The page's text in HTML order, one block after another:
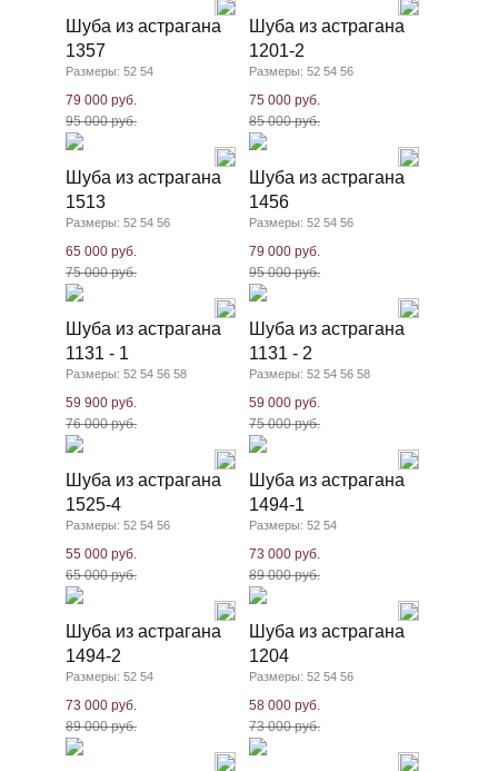
Шуба из астрагана
1357
Размеры: 52 54
79 000 руб.
95 000 руб.
Шуба из астрагана
1201-2
Размеры: 52 54 56
75 000 руб.
85 000 руб.
Шуба из астрагана
1513
Размеры: 52 54 56
65 000 руб.
75 000 руб.
Шуба из астрагана
1456
Размеры: 52 54 56
79 000 руб.
95 000 руб.
Шуба из астрагана
1131 - 1
Размеры: 52 54 56 58
59 900 руб.
76 000 руб.
Шуба из астрагана
1131 - 2
Размеры: 52 54 56 58
59 000 руб.
75 000 руб.
Шуба из астрагана
1525-4
Размеры: 52 54 56
55 000 руб.
65 000 руб.
Шуба из астрагана
1494-1
Размеры: 52 54
73 000 руб.
89 000 руб.
Шуба из астрагана
1494-2
Размеры: 52 54
73 000 руб.
89 000 руб.
Шуба из астрагана
1204
Размеры: 52 54 56
58 000 руб.
73 000 руб.